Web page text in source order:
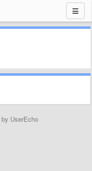
by UserEcho